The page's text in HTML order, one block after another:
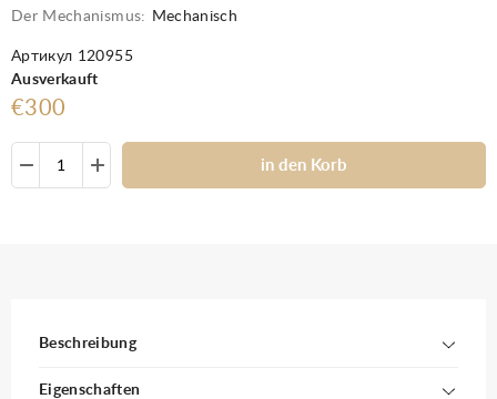
Der Mechanismus:
Mechanisch
Артикул 120955
Ausverkauft
€300
in den Korb
Beschreibung
Eigenschaften